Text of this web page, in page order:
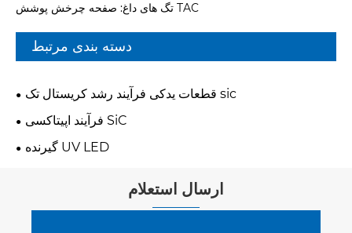
تگ های داغ: صفحه چرخش پوشش TAC
دسته بندی مرتبط
قطعات یدکی فرآیند رشد کریستال تک sic
فرآیند اپیتاکسی SiC
گیرنده UV LED
ارسال استعلام